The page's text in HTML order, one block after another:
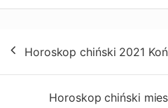
wpisuHoroskop chiński 2021 Koń
Horoskop chiński